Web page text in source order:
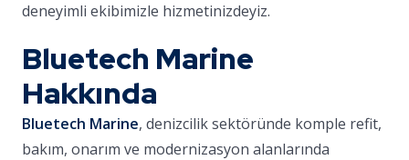
deneyimli ekibimizle hizmetinizdeyiz.
Bluetech Marine
Hakkında
Bluetech Marine, denizcilik sektöründe komple refit,
bakım, onarım ve modernizasyon alanlarında